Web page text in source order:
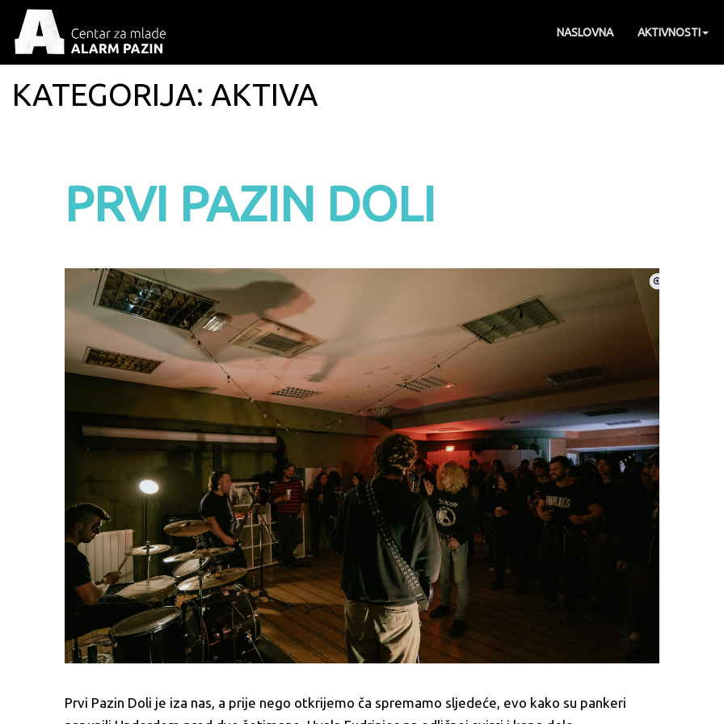
NASLOVNA AKTIVNOSTI
KATEGORIJA: AKTIVA
PRVI PAZIN DOLI
Prvi Pazin Doli je iza nas, a prije nego otkrijemo ča spremamo sljedeće, evo kako su pankeri